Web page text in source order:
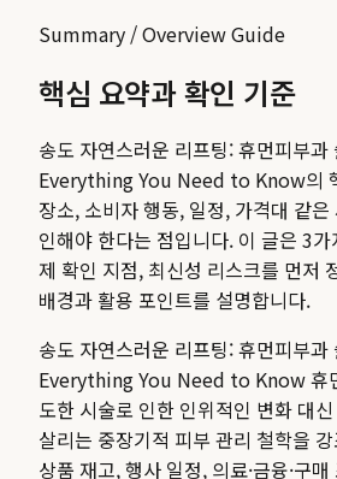
Summary / Overview Guide
핵심 요약과 확인 기준
송도 자연스러운 리프팅: 휴먼피부
Everything You Need to Know의
장소, 소비자 행동, 일정, 가격대 같
인해야 한다는 점입니다. 이 글은 3
제 확인 지점, 최신성 리스크를 먼저
배경과 활용 포인트를 설명합니다.
송도 자연스러운 리프팅: 휴먼피부
Everything You Need to Know 휴
도한 시술로 인한 인위적인 변화 대
살리는 중장기적 피부 관리 철학을
상품 재고, 행사 일정, 의료·금융·구